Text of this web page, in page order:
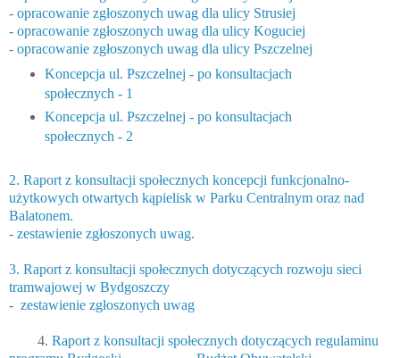
- opracowanie zgłoszonych uwag dla ulicy Strusiej
- opracowanie zgłoszonych uwag dla ulicy Koguciej
- opracowanie zgłoszonych uwag dla ulicy Pszczelnej
Koncepcja ul. Pszczelnej - po konsultacjach
społecznych - 1
Koncepcja ul. Pszczelnej - po konsultacjach
społecznych - 2
2. Raport z konsultacji społecznych koncepcji funkcjonalno-
użytkowych otwartych kąpielisk w Parku Centralnym oraz nad
Balatonem.
- zestawienie zgłoszonych uwag.
3. Raport z konsultacji społecznych dotyczących rozwoju sieci
tramwajowej w Bydgoszczy
- zestawienie zgłoszonych uwag
4. Raport z konsultacji społecznych dotyczących regulaminu